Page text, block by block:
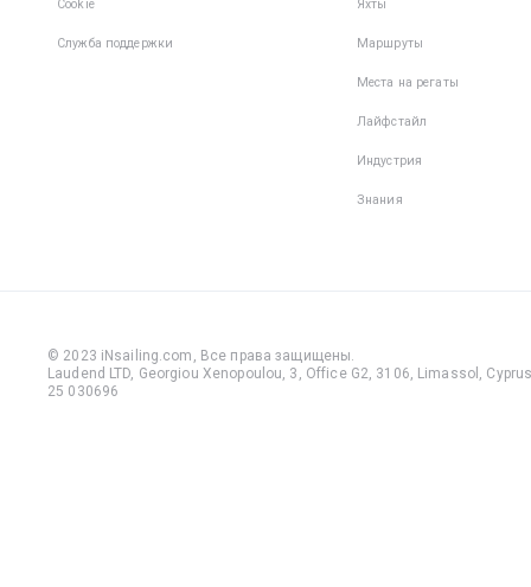
Cookie
Служба поддержки
Яхты
Маршруты
Места на регаты
Лайфстайл
Индустрия
Знания
© 2023 iNsailing.com, Все права защищены.
Laudend LTD, Georgiou Xenopoulou, 3, Office G2, 3106, Limassol,
25 030696